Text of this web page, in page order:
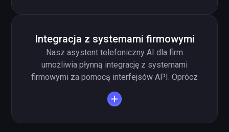
można przygotować w kilka minut, elastycznie
dostosować i szybko zintegrować z firmą.
Integracja z systemami firmowymi
Nasz asystent telefoniczny AI dla firm
umożliwia płynną integrację z systemami
firmowymi za pomocą interfejsów API. Oprócz
Google Calendar i Google Drive, asystent
telefoniczny AI potrafi korzystać z systemów
się na informacjach firmowych. Dzięki integracji